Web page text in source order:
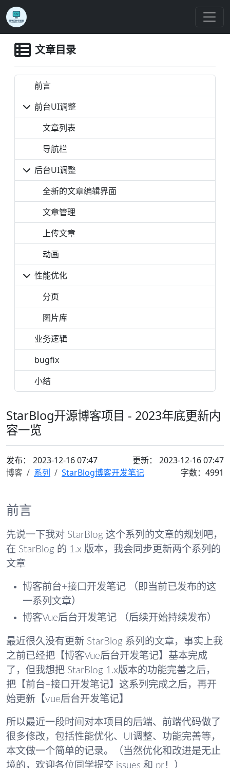
文章目录
前言
前台UI调整
文章列表
导航栏
后台UI调整
全新的文章编辑界面
文章管理
上传文章
动画
性能优化
分页
图片库
业务逻辑
bugfix
小结
StarBlog开源博客项目 - 2023年底更新内
容一览
发布： 2023-12-16 07:47
更新： 2023-12-16 07:47
博客
系列 StarBlog博客开发笔记 字数：4991
前言
先说一下我对 StarBlog 这个系列的文章的规划吧，
在 StarBlog 的 1.x 版本，我会同步更新两个系列的
文章
博客前台+接口开发笔记 （即当前已发布的这
一系列文章）
博客Vue后台开发笔记 （后续开始持续发布）
最近很久没有更新 StarBlog 系列的文章，事实上我
之前已经把【博客Vue后台开发笔记】基本完成
了，但我想把 StarBlog 1.x版本的功能完善之后，
把【前台+接口开发笔记】这系列完成之后，再开
始更新【vue后台开发笔记】
所以最近一段时间对本项目的后端、前端代码做了
很多修改，包括性能优化、UI调整、功能完善等，
本文做一个简单的记录。（当然优化和改进是无止
境的，欢迎各位同学提交 issues 和 pr！）